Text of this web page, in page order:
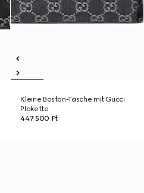
Kleine Boston-Tasche mit Gucci
Plakette
447 500 Ft